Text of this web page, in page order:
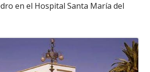
en el Hospital Santa María del